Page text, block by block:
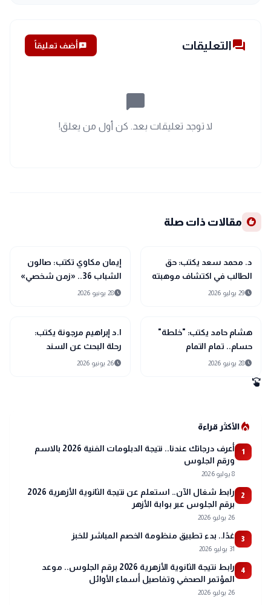
forumالتعليقات add_commentأضف تعليقاً
chat_bubble_outline
لا توجد تعليقات بعد. كن أول من يعلق!
recommend مقالات ذات صلة
article
د. محمد سعد يكتب: حق
الطالب في اكتشاف موهبته
وتنميتها
schedule29 يوليو 2026
article
مقالات
إيمان مكاوي تكتب: صالون
الشباب 36.. «زمن شخصي»
يواصل رحلة التجريب
schedule28 يونيو 2026
article
مقالات
هشام حامد يكتب: "خلطة"
حسام.. تمام التمام
schedule28 يونيو 2026
article
مقالات
ا.د إبراهيم مرجونة يكتب:
رحلة البحث عن السند
schedule26 يونيو 2026
swipe
local_fire_departmentالأكثر قراءة
1
أعرف درجاتك عندنا.. نتيجة الدبلومات الفنية 2026 بالاسم
ورقم الجلوس
8 يوليو 2026
2
رابط شغال الآن.. استعلم عن نتيجة الثانوية الأزهرية 2026
برقم الجلوس عبر بوابة الأزهر
26 يوليو 2026
3 غدًا.. بدء تطبيق منظومة الخصم المباشر للخبز
31 يوليو 2026
4
رابط نتيجة الثانوية الأزهرية 2026 برقم الجلوس.. موعد
المؤتمر الصحفي وتفاصيل أسماء الأوائل
26 يوليو 2026